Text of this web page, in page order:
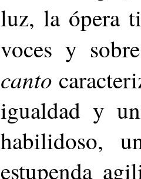
luz, la ópera
voces y
canto
igualdad y
habilidoso,
estupenda